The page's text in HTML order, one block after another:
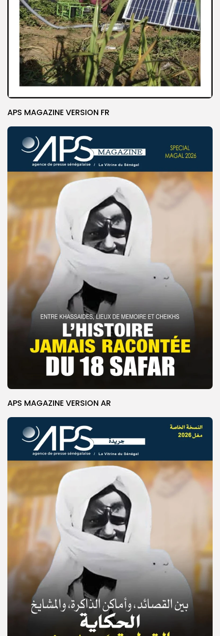
© Copyright 2025, APS
APS MAGAZINE VERSION FR
APS MAGAZINE VERSION AR